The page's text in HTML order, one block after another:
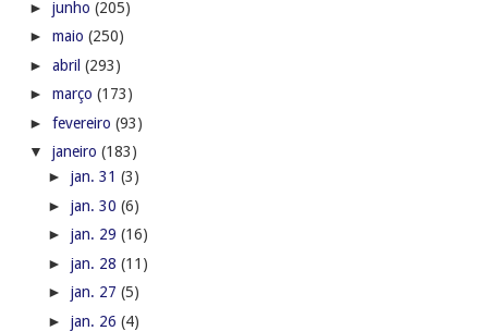
► junho (205)
► maio (250)
► abril (293)
► março (173)
► fevereiro (93)
▼ janeiro (183)
► jan. 31 (3)
► jan. 30 (6)
► jan. 29 (16)
► jan. 28 (11)
► jan. 27 (5)
► jan. 26 (4)